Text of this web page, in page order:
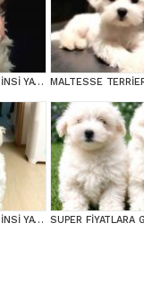
MALTESE TERRİER CİNSİ YAVRULAR MALTESSE
MALTESE TERRİER CİNSİ YAVRULAR